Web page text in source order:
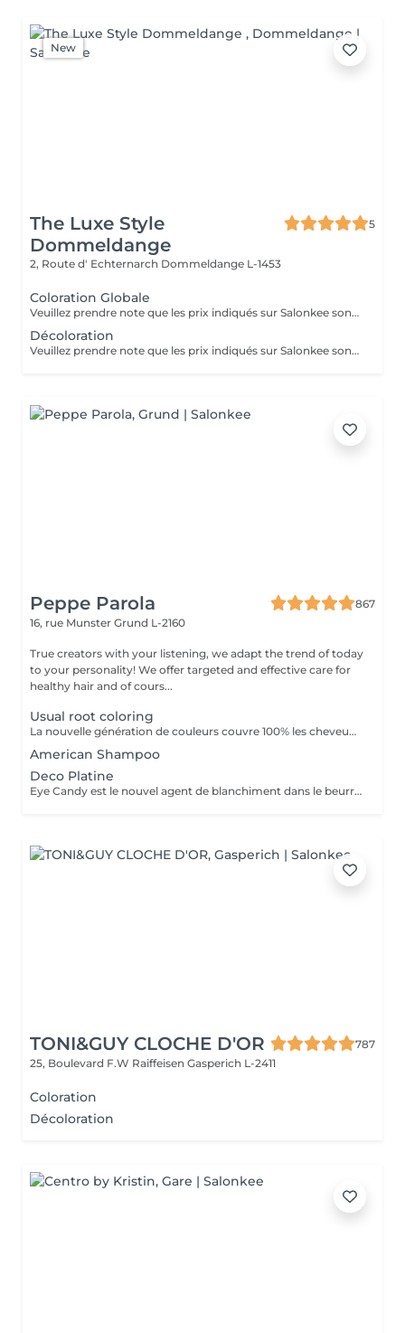
New
The Luxe Style
Dommeldange
5
2, Route d' Echternarch Dommeldange L-1453
Coloration Globale
Veuillez prendre note que les prix indiqués sur Salonkee sont communiqués à titre informatif et s'entendent de base. Ces derniers sont susceptibles de varier selon le diagnostic réalisé à votre arrivée au salon et l'expertise du professionnel à qui vous confiez votre beauté. Dans tous les cas, un devis précis vous sera proposé et toutes réalisations de prestations seront effectuées avec votre accord. Un grand merci d'avance pour votre compréhension. Au plaisir de vous recevoir très vite.
Décoloration
Veuillez prendre note que les prix indiqués sur Salonkee sont communiqués à titre informatif et s'entendent de base. Ces derniers sont susceptibles de varier selon le diagnostic réalisé à votre arrivée au salon et l'expertise du professionnel à qui vous confiez votre beauté. Dans tous les cas, un devis précis vous sera proposé et toutes réalisations de prestations seront effectuées avec votre accord. Un grand merci d'avance pour votre compréhension. Au plaisir de vous recevoir très vite.
Peppe Parola
867
16, rue Munster Grund L-2160
True creators with your listening, we adapt the trend of today
to your personality! We offer targeted and effective care for
healthy hair and of cours...
Usual root coloring
La nouvelle génération de couleurs couvre 100% les cheveux blancs, ce qui rend le traitement aussi naturel que possible car il ne contient ni ammoniaque, ni PPD (paraphénylènediamine), ni résorcine, ni paraben ni Nichel. L'ajout d'extrait de feuille de Baobab confère à la crème une grande valeur cosmétique, offrant protection, hydratation, brillance et douceur au toucher. Il contient également de l'huile d'argan, de l'huile de karité, de l'huile de pépins de raisin et de l'extrait de citron en remplacement de la paraffine. Ces composants d'origine végétale sont reconnus pour leur pouvoir hydratant, nourrissant et polissant exceptionnel.
American Shampoo
Deco Platine
Eye Candy est le nouvel agent de blanchiment dans le beurre à faible teneur en ammoniac, capable de garantir des résultats de blanchiment élevés sans attaquer ni endommager la structure du cheveu et avec une action délicate et protectrice sur la peau. Pendant les phases de décoloration, il protège les cheveux, leur donne force et vitalité, reconstruit et revitalise, tout en aidant à maintenir la structure capillaire compacte pendant tout le processus d'éclaircissement. Une formule innovante et efficace, un produit révolutionnaire au service du salon, en parfaite adéquation avec les tendances du moment, qui exigent souvent un éclairage extrême comme base des couleurs à la mode. Avec Eye Candy, vous pouvez décolorer les cheveux même à des rythmes soutenus en les laissant parfaitement intacts et vitaux!
TONI&GUY CLOCHE D'OR
787
25, Boulevard F.W Raiffeisen Gasperich L-2411
Coloration
Décoloration